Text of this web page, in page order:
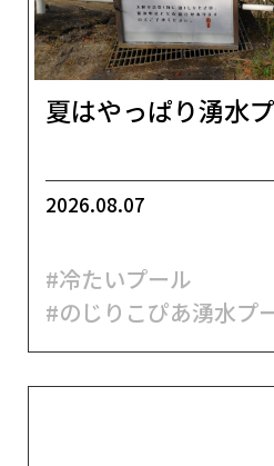
夏はやっぱり湧水
2026.08.07
#冷たいプール
#のじりこぴあ湧水プ